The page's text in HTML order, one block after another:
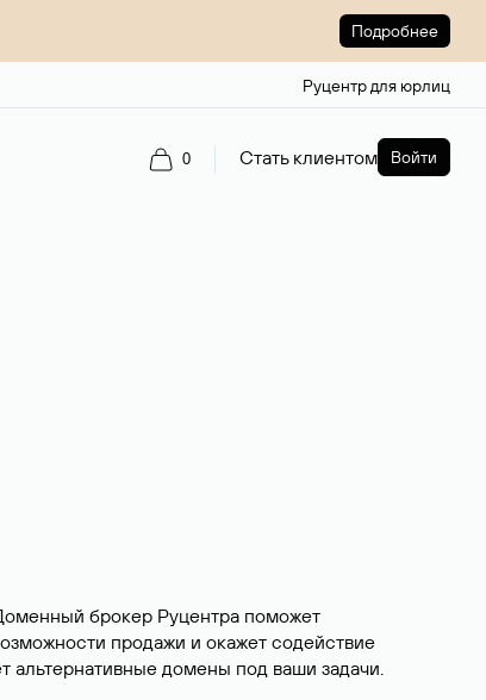
Подробнее
Руцентр для юрлиц
0 Стать клиентом Войти
брокер Руцентра поможет
продажи и окажет содействие
альтернативные домены под ваши задачи.